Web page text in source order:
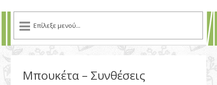
Μπουκέτα – Συνθέσεις